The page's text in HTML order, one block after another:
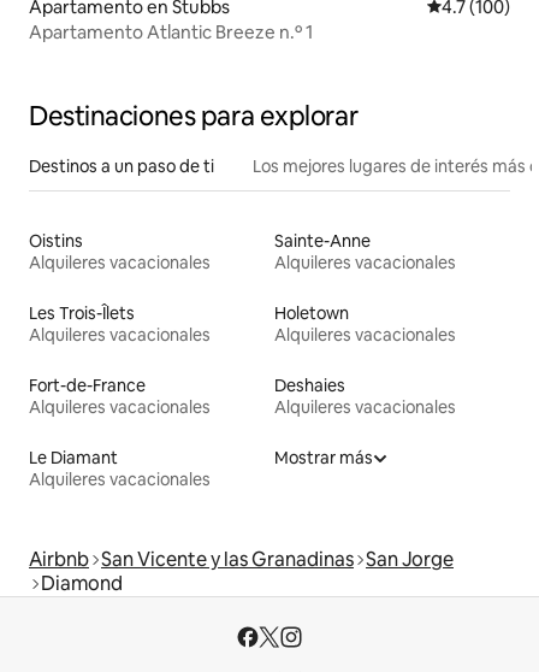
Apartamento en Stubbs Calificación
4.7 (100)
Apartamento Atlantic Breeze n.º 1
Destinaciones para explorar
Destinos a un paso de ti Los mejores lugares de interés más
Oistins
Alquileres vacacionales
Sainte-Anne
Alquileres vacacionales
Les Trois-Îlets
Alquileres vacacionales
Holetown
Alquileres vacacionales
Fort-de-France
Alquileres vacacionales
Deshaies
Alquileres vacacionales
Le Diamant
Alquileres vacacionales
Mostrar más
Airbnb San Vicente y las Granadinas San Jorge
Diamond